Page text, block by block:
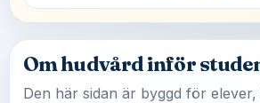
Om hudvård inför
Den här sidan är byggd för